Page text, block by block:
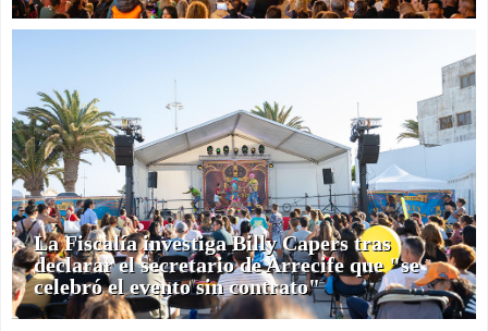
La Fiscalía investiga Billy Capers tras
declarar el secretario de Arrecife que "se
celebró el evento sin contrato"